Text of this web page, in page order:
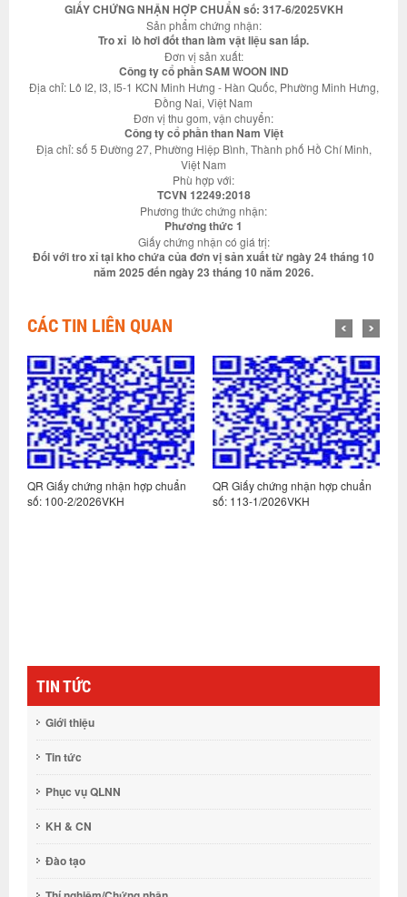
GIẤY CHỨNG NHẬN HỢP CHUẨN số: 317-6/2025VKH
Sản phẩm chứng nhận:
Tro xỉ lò hơi đốt than làm vật liệu san lấp.
Đơn vị sản xuất:
Công ty cổ phần SAM WOON IND
Địa chỉ: Lô I2, I3, I5-1 KCN Minh Hưng - Hàn Quốc, Phường Minh Hưng,
Đồng Nai, Việt Nam
Đơn vị thu gom, vận chuyển:
Công ty cổ phần than Nam Việt
Địa chỉ: số 5 Đường 27, Phường Hiệp Bình, Thành phố Hồ Chí Minh,
Việt Nam
Phù hợp với:
TCVN 12249:2018
Phương thức chứng nhận:
Phương thức 1
Giấy chứng nhận có giá trị:
Đối với tro xỉ tại kho chứa của đơn vị sản xuất từ ngày 24 tháng 10
năm 2025 đến ngày 23 tháng 10 năm 2026.
CÁC TIN LIÊN QUAN
QR Giấy chứng nhận hợp chuẩn
số: 100-2/2026VKH
QR Giấy chứng nhận hợp chuẩn
số: 113-1/2026VKH
TIN TỨC
Giới thiệu
Tin tức
Phục vụ QLNN
KH & CN
Đào tạo